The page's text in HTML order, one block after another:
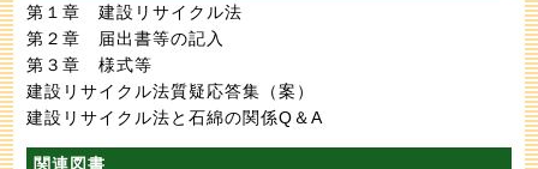
第１章 建設リサイクル法
第２章 届出書等の記入
第３章 様式等
建設リサイクル法質疑応答集（案）
建設リサイクル法と石綿の関係Q＆A
関連図書